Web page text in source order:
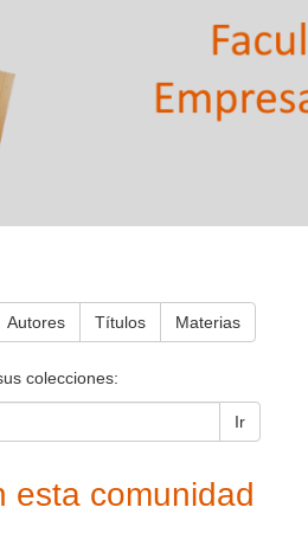
Autores Títulos Materias
colecciones:
Ir
esta comunidad